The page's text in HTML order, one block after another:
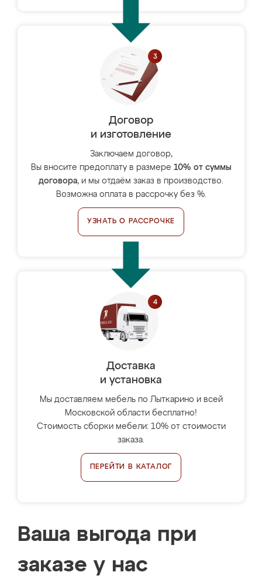
Договор
и изготовление
Заключаем договор,
Вы вносите предоплату в размере 10% от суммы
договора, и мы отдаём заказ в производство.
Возможна оплата в рассрочку без %.
УЗНАТЬ О РАССРОЧКЕ
Доставка
и установка
Мы доставляем мебель по Лыткарино и всей
Московской области бесплатно!
Стоимость сборки мебели: 10% от стоимости
заказа.
ПЕРЕЙТИ В КАТАЛОГ
Ваша выгода при
заказе у нас